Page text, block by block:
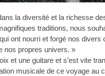
la diversité et la richesse
traditions, nous
ont nourri et forgé nos
nos propres univers. »
et une guitare et s’est vite
musicale de ce voyage